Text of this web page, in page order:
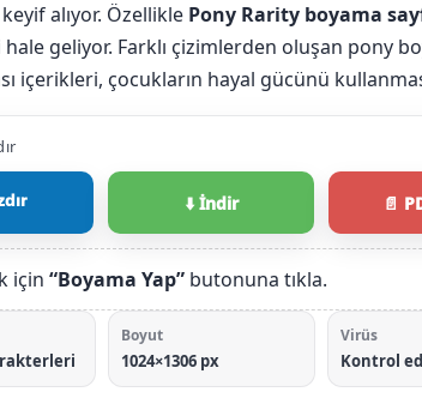
alıyor. Özellikle Pony Rarity boyama
geliyor. Farklı çizimlerden oluşan pony
içerikleri, çocukların hayal gücünü
⬇️ İndir 📄
için “Boyama Yap” butonuna tıkla.
Boyut
1024×1306 px
Virüs
Kontrol